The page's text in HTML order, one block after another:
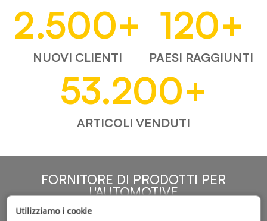
2.500+
NUOVI CLIENTI
120+
PAESI RAGGIUNTI
53.200+
ARTICOLI VENDUTI
FORNITORE DI PRODOTTI PER
L'AUTOMOTIVE
Utilizziamo i cookie